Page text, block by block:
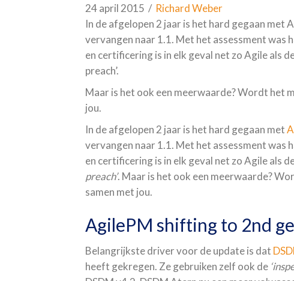
24 april 2015 / Richard Weber
In de afgelopen 2 jaar is het hard gegaan met
vervangen naar 1.1. Met het assessment was
en certificering is in elk geval net zo Agile als
preach’.
Maar is het ook een meerwaarde? Wordt het
jou.
In de afgelopen 2 jaar is het hard gegaan met
vervangen naar 1.1. Met het assessment was
en certificering is in elk geval net zo Agile als
preach’. Maar is het ook een meerwaarde?
samen met jou.
AgilePM shifting to 2nd
Belangrijkste driver voor de update is dat
heeft gekregen. Ze gebruiken zelf ook de